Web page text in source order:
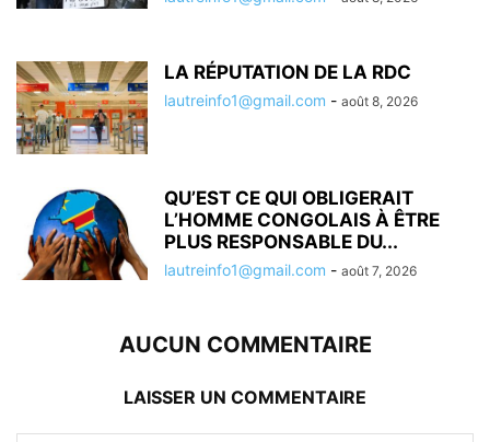
LA RÉPUTATION DE LA RDC
lautreinfo1@gmail.com - août 8, 2026
QU’EST CE QUI OBLIGERAIT
L’HOMME CONGOLAIS À ÊTRE
PLUS RESPONSABLE DU...
lautreinfo1@gmail.com - août 7, 2026
AUCUN COMMENTAIRE
LAISSER UN COMMENTAIRE